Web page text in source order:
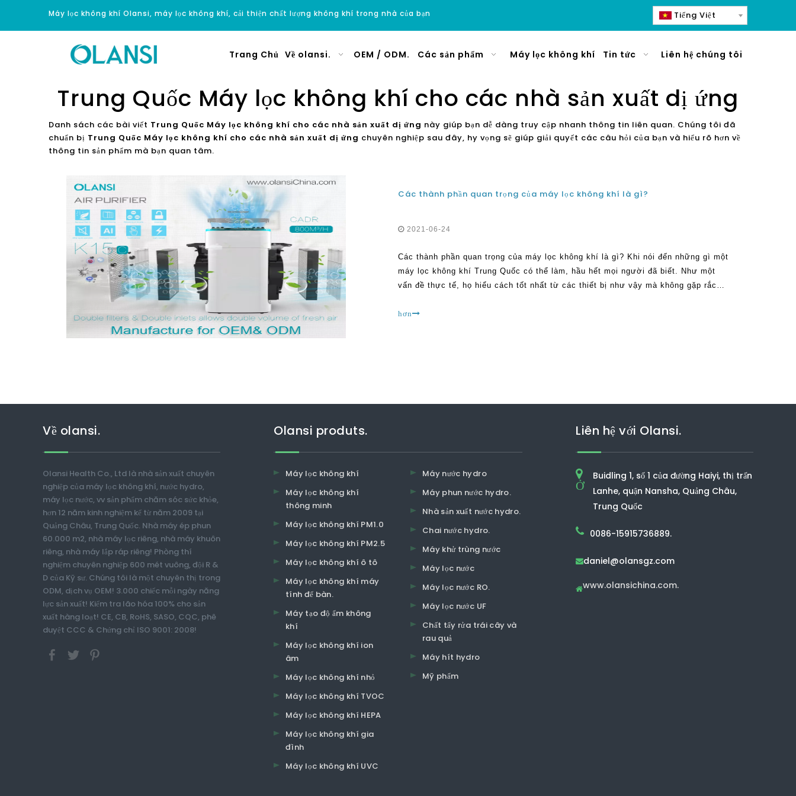
Máy lọc không khí Olansi, máy lọc không khí, cải thiện chất lượng không khí trong nhà của bạn Tiếng Việt
Trang Chủ Về olansi. OEM / ODM. Các sản phẩm Máy lọc không khí Tin tức Liên hệ chúng tôi
Trung Quốc Máy lọc không khí cho các nhà sản xuất dị ứng
Danh sách các bài viết Trung Quốc Máy lọc không khí cho các nhà sản xuất dị ứng này giúp bạn dễ dàng truy cập nhanh thông tin liên quan. Chúng tôi đã
chuẩn bị Trung Quốc Máy lọc không khí cho các nhà sản xuất dị ứng chuyên nghiệp sau đây, hy vọng sẽ giúp giải quyết các câu hỏi của bạn và hiểu rõ hơn về
thông tin sản phẩm mà bạn quan tâm.
Các thành phần quan trọng của máy lọc không khí là gì?
2021-06-24
Các thành phần quan trọng của máy lọc không khí là gì? Khi nói đến những gì một
máy lọc không khí Trung Quốc có thể làm, hầu hết mọi người đã biết. Như một
vấn đề thực tế, họ hiểu cách tốt nhất từ ​​các thiết bị như vậy mà không gặp rắc
là biết
hơn
Về olansi.
Olansi Health Co., Ltd là nhà sản xuất chuyên
nghiệp của máy lọc không khí, nước hydro,
máy lọc nước, vv sản phẩm chăm sóc sức khỏe,
hơn 12 năm kinh nghiệm kể từ năm 2009 tại
Quảng Châu, Trung Quốc. Nhà máy ép phun
60.000 m2, nhà máy lọc riêng, nhà máy khuôn
riêng, nhà máy lắp ráp riêng! Phòng thí
nghiệm chuyên nghiệp 600 mét vuông, đội R &
D của Kỹ sư. Chúng tôi là một chuyên thị trong
ODM, dịch vụ OEM! 3.000 chiếc mỗi ngày năng
lực sản xuất! Kiểm tra lão hóa 100% cho sản
xuất hàng loạt! CE, CB, RoHS, SASO, CQC, phê
duyệt CCC & Chứng chỉ ISO 9001: 2008!
Olansi produts.
Máy lọc không khí
Máy lọc không khí
thông minh
Máy lọc không khí PM1.0
Máy lọc không khí PM2.5
Máy lọc không khí ô tô
Máy lọc không khí máy
tính để bàn.
Máy tạo độ ẩm không
khí
Máy lọc không khí ion
âm
Máy lọc không khí nhỏ
Máy lọc không khí TVOC
Máy lọc không khí HEPA
Máy lọc không khí gia
đình
Máy lọc không khí UVC
Máy nước hydro
Máy phun nước hydro.
Nhà sản xuất nước hydro.
Chai nước hydro.
Máy khử trùng nước
Máy lọc nước
Máy lọc nước RO.
Máy lọc nước UF
Chất tẩy rửa trái cây và
rau quả
Máy hít hydro
Mỹ phẩm
Liên hệ với Olansi.
Ở
Buidling 1, số 1 của đường Haiyi, thị trấn
Lanhe, quận Nansha, Quảng Châu,
Trung Quốc
0086-15915736889.
daniel@olansgz.com
www.olansichina.com.